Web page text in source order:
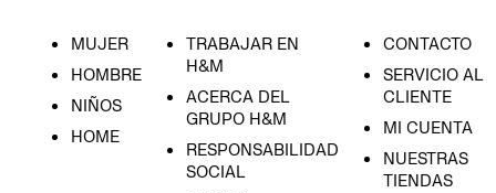
MUJER
HOMBRE
NIÑOS
HOME
TRABAJAR EN
H&M
ACERCA DEL
GRUPO H&M
RESPONSABILIDAD
SOCIAL
CONTACTO
SERVICIO AL
CLIENTE
MI CUENTA
NUESTRAS
TIENDAS